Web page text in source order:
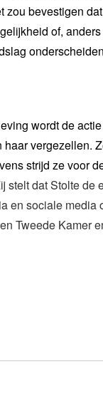
zou bevestigen
of,
wordt de
haar vergezellen.
strijd ze voor
stelt dat Stolte de
en sociale
Tweede Kamer